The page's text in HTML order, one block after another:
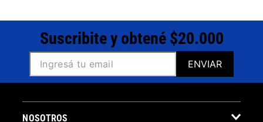
Suscribite y obtené $20.000
ENVIAR
NOSOTROS